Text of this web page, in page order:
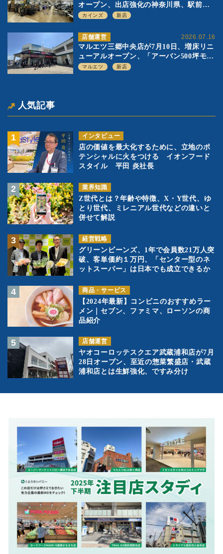
オープン、出店強化の神奈川県、駅前
SC2階の都市型小型店
カインズ 新店
2026.07.16
店舗運営
マルエツ三郷中央店が7月10日、増床リニ
ューアルオープン、「アーバン500坪モデ
ル」の実験を集大成、駅前立地受け、寿
マルエツ 新店
人気記事
インタビュー
店の価値を最大化するために、立地のポ
テンシャルに火をつける イオンフード
スタイル 平田 炎社長
業界知識
Z世代とは？年齢や特徴、X・Y世代、ゆ
とり世代、ミレニアル世代などの違いと
併せて解説
経営戦略
グリーンビーンズ、1年で会員数21万人突
破、客単価約１万円、「センター型のネ
ットスーパー」は日本でも成立できるか
商品・サービス
【2024年最新】コンビニのおすすめラー
メン｜セブン、ファミマ、ローソンの商
品紹介
店舗運営
ヤオコーロッテスクエア武蔵浦和店が7月
28日オープン、至近の惣菜繁盛店・武蔵
浦和店とは生鮮強化、ですみ分け